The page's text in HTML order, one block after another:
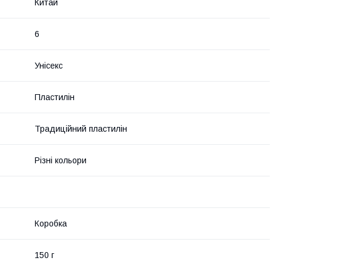
Китай
6
Унісекс
Пластилін
Традиційний пластилін
Різні кольори
Коробка
150 г